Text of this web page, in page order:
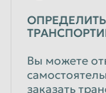
Вы можете
заказать